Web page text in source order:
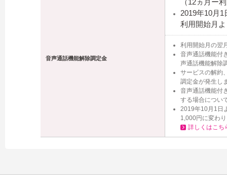
音声通話機能解除調定金
（12ヵ月ー
2019年10月
利用開始月
利用開始月の翌
音声通話機能付
声通話機能解除
サービスの解約
調定金が発生し
音声通話機能付
する場合につい
2019年10月1日
1,000円に変わ
詳しくはこち